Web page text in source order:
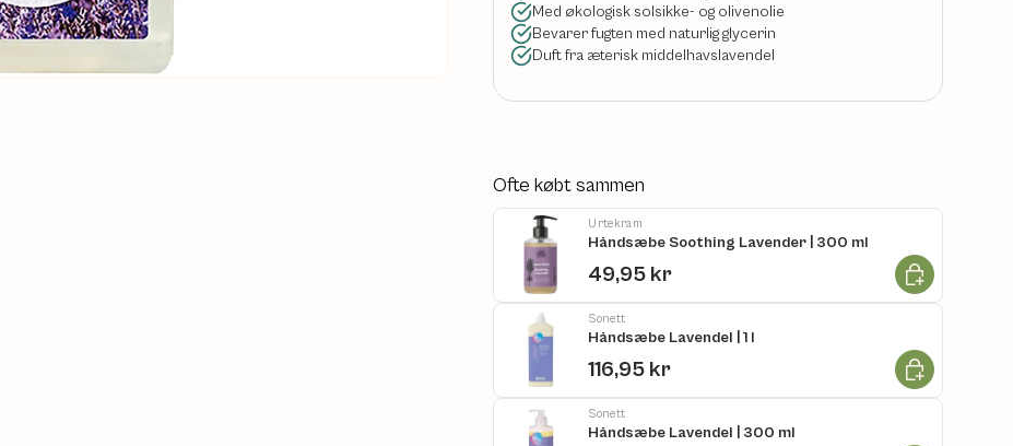
Med økologisk solsikke- og olivenolie
Bevarer fugten med naturlig glycerin
Duft fra æterisk middelhavslavendel
Ofte købt sammen
Urtekram
Håndsæbe Soothing Lavender | 300 ml
49,95 kr Læg i kurv
Sonett
Håndsæbe Lavendel | 1 l
116,95 kr Læg i kurv
Sonett
Håndsæbe Lavendel | 300 ml